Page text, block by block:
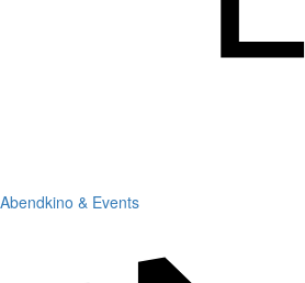
Abendkino & Events